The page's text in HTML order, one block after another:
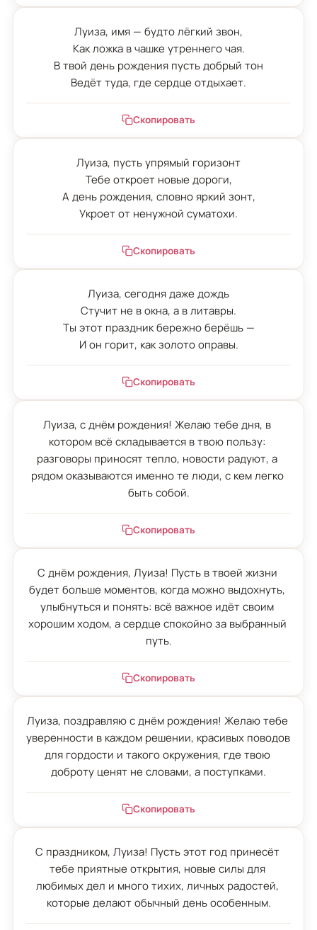
Луиза, имя — будто лёгкий звон,
Как ложка в чашке утреннего чая.
В твой день рождения пусть добрый тон
Ведёт туда, где сердце отдыхает.
Скопировать
Луиза, пусть упрямый горизонт
Тебе откроет новые дороги,
А день рождения, словно яркий зонт,
Укроет от ненужной суматохи.
Скопировать
Луиза, сегодня даже дождь
Стучит не в окна, а в литавры.
Ты этот праздник бережно берёшь —
И он горит, как золото оправы.
Скопировать
Луиза, с днём рождения! Желаю тебе дня, в
котором всё складывается в твою пользу:
разговоры приносят тепло, новости радуют, а
рядом оказываются именно те люди, с кем легко
быть собой.
Скопировать
С днём рождения, Луиза! Пусть в твоей жизни
будет больше моментов, когда можно выдохнуть,
улыбнуться и понять: всё важное идёт своим
хорошим ходом, а сердце спокойно за выбранный
путь.
Скопировать
Луиза, поздравляю с днём рождения! Желаю тебе
уверенности в каждом решении, красивых поводов
для гордости и такого окружения, где твою
доброту ценят не словами, а поступками.
Скопировать
С праздником, Луиза! Пусть этот год принесёт
тебе приятные открытия, новые силы для
любимых дел и много тихих, личных радостей,
которые делают обычный день особенным.